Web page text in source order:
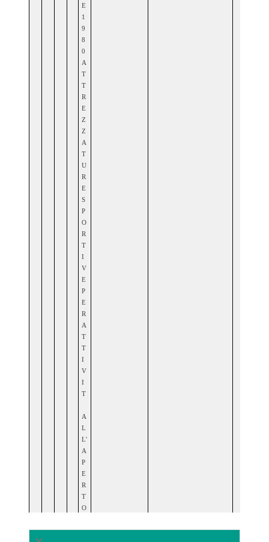
E
1
9
8
0
A
T
T
R
E
Z
Z
A
T
U
R
E
S
P
O
R
T
I
V
E
P
E
R
A
T
T
I
V
I
T
A
L
L'
A
P
E
R
T
O